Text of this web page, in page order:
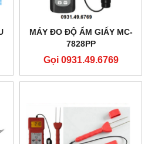
MÁY ĐO ĐỘ ẨM GIẤY MC-
7828PP
Gọi 0931.49.6769